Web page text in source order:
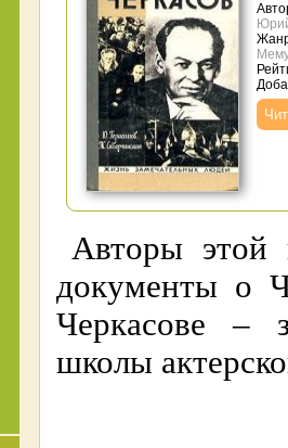
Авторы этой
документы о
Черкасове –
школы